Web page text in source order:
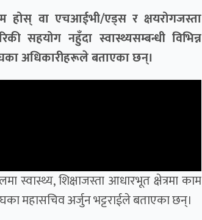
होस् वा एचआईभी/एड्स र क्षयरोगजस्ता
सहयोग नहुँदा स्वास्थ्यसम्बन्धी विभिन्न
अधिकारीहरूले बताएका छन्।
स्वास्थ्य, शिक्षाजस्ता आधारभूत क्षेत्रमा काम
महासचिव अर्जुन भट्टराईले बताएका छन्।